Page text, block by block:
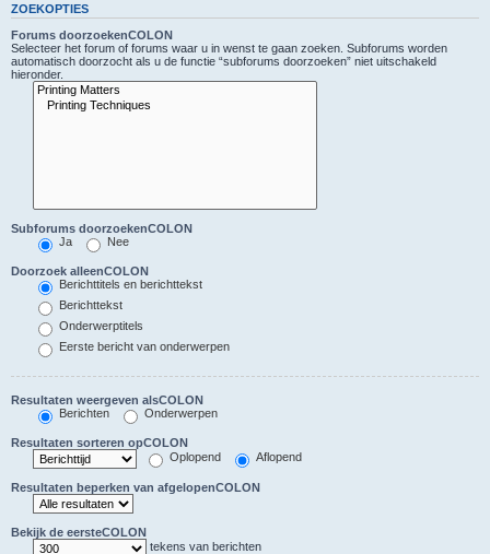
ZOEKOPTIES
Forums doorzoekenCOLON
Selecteer het forum of forums waar u in wenst te gaan zoeken. Subforums worden
automatisch doorzocht als u de functie “subforums doorzoeken” niet uitschakeld
hieronder.
Subforums doorzoekenCOLON
Ja
Nee
Doorzoek alleenCOLON
Berichttitels en berichttekst
Berichttekst
Onderwerptitels
Eerste bericht van onderwerpen
Resultaten weergeven alsCOLON
Berichten
Onderwerpen
Resultaten sorteren opCOLON
Oplopend
Aflopend
Resultaten beperken van afgelopenCOLON
Bekijk de eersteCOLON
tekens van berichten